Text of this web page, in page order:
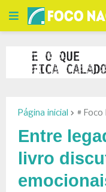
Página inicial # Foco
Entre
livro